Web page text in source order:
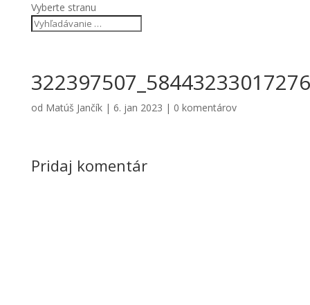
Vyberte stranu
od Matúš Jančík| 6. jan 2023 | 0 komentárov
Pridaj komentár